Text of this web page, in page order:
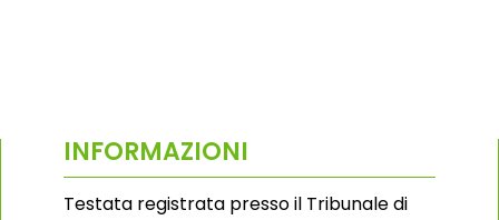
INFORMAZIONI
Testata registrata presso il Tribunale di